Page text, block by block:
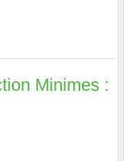
Minimes :